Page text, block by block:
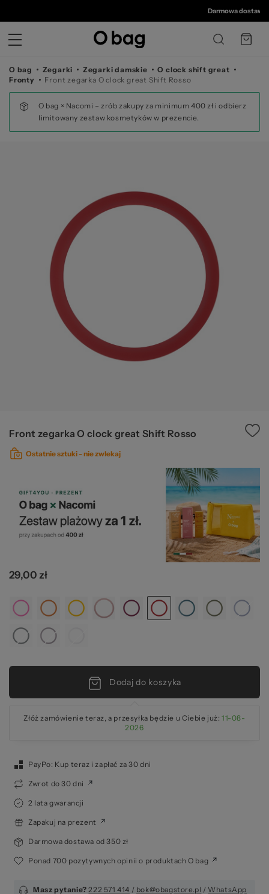
©
Darmowa dostawa
O bag Zegarki Zegarki damskie
O clock shift great
Fronty
Front zegarka O clock great Shift Rosso
O bag × Nacomi – zrób zakupy za minimum 400 zł i odbierz
limitowany zestaw kosmetyków w prezencie.
Front zegarka O clock great Shift Rosso
Ostatnie sztuki - nie zwlekaj
29,00 zł
Dodaj do koszyka
Złóż zamówienie teraz, a przesyłka będzie u Ciebie już: 11-08-
2026
PayPo: Kup teraz i zapłać za 30 dni
Zwrot do 30 dni
2 lata gwarancji
Zapakuj na prezent
Darmowa dostawa od 350 zł
Ponad 700 pozytywnych opinii o produktach O bag
Masz pytanie? 222 571 414 / bok@obagstore.pl / WhatsApp